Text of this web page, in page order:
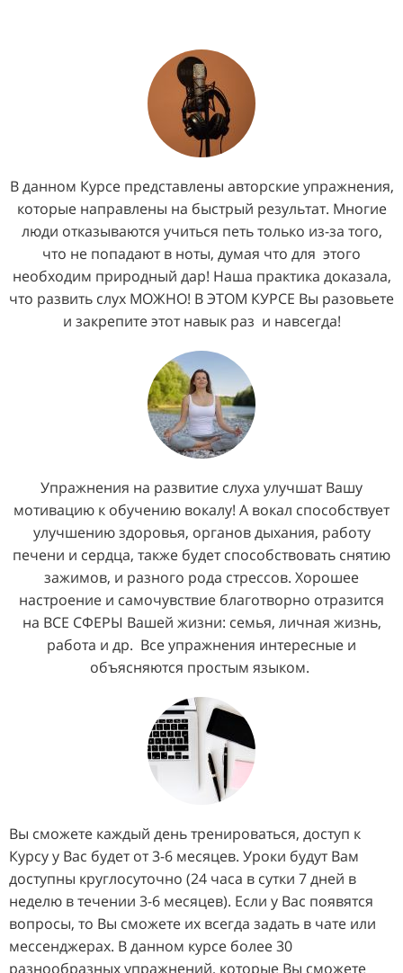
В данном Курсе представлены авторские упражнения,
которые направлены на быстрый результат. Многие
люди отказываются учиться петь только из-за того,
что не попадают в ноты, думая что для этого
необходим природный дар! Наша практика доказала,
что развить слух МОЖНО! В ЭТОМ КУРСЕ Вы разовьете
и закрепите этот навык раз и навсегда!
Упражнения на развитие слуха улучшат Вашу
мотивацию к обучению вокалу! А вокал способствует
улучшению здоровья, органов дыхания, работу
печени и сердца, также будет способствовать снятию
зажимов, и разного рода стрессов. Хорошее
настроение и самочувствие благотворно отразится
на ВСЕ СФЕРЫ Вашей жизни: семья, личная жизнь,
работа и др. Все упражнения интересные и
объясняются простым языком.
Вы сможете каждый день тренироваться, доступ к
Курсу у Вас будет от 3-6 месяцев. Уроки будут Вам
доступны круглосуточно (24 часа в сутки 7 дней в
неделю в течении 3-6 месяцев). Если у Вас появятся
вопросы, то Вы сможете их всегда задать в чате или
мессенджерах. В данном курсе более 30
разнообразных упражнений, которые Вы сможете